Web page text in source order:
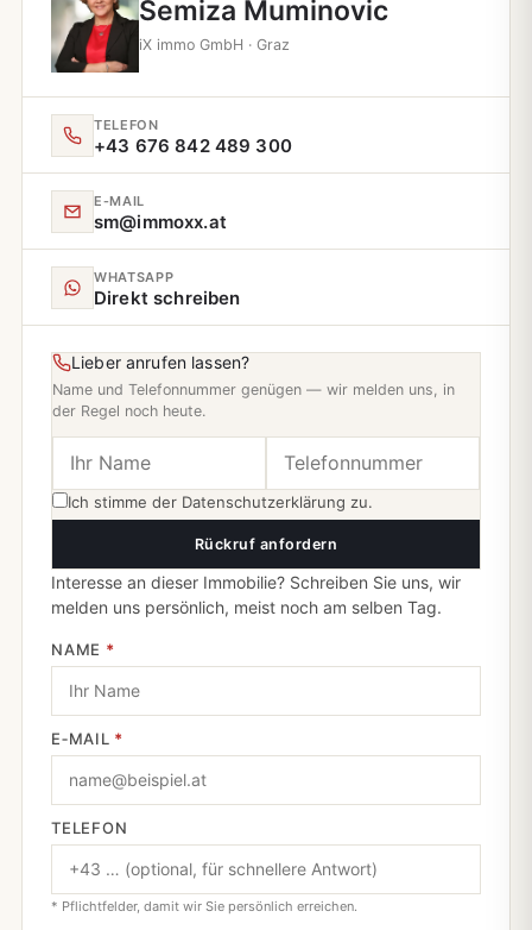
Semiza Muminovic
iX immo GmbH · Graz
TELEFON
+43 676 842 489 300
E‑MAIL
sm@immoxx.at
WHATSAPP
Direkt schreiben
Lieber anrufen lassen?
Name und Telefonnummer genügen — wir melden uns, in
der Regel noch heute.
Ich stimme der Datenschutzerklärung zu.
Rückruf anfordern
Interesse an dieser Immobilie? Schreiben Sie uns, wir
melden uns persönlich, meist noch am selben Tag.
NAME *
E‑MAIL *
TELEFON
* Pflichtfelder, damit wir Sie persönlich erreichen.